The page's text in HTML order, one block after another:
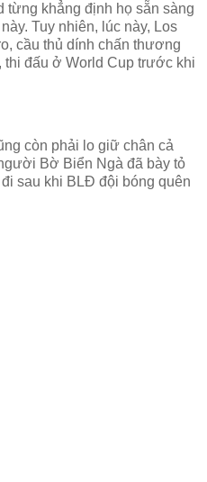
từng khẳng định họ sẵn sàng
Tuy nhiên, lúc này, Los
cầu thủ dính chấn thương
thi đấu ở World Cup trước khi
còn phải lo giữ chân cả
Bờ Biển Ngà đã bày tỏ
sau khi BLĐ đội bóng quên